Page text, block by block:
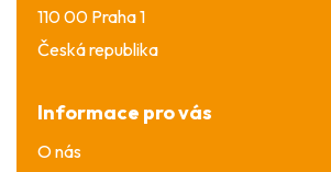
110 00 Praha 1
Česká republika
Informace pro vás
O nás